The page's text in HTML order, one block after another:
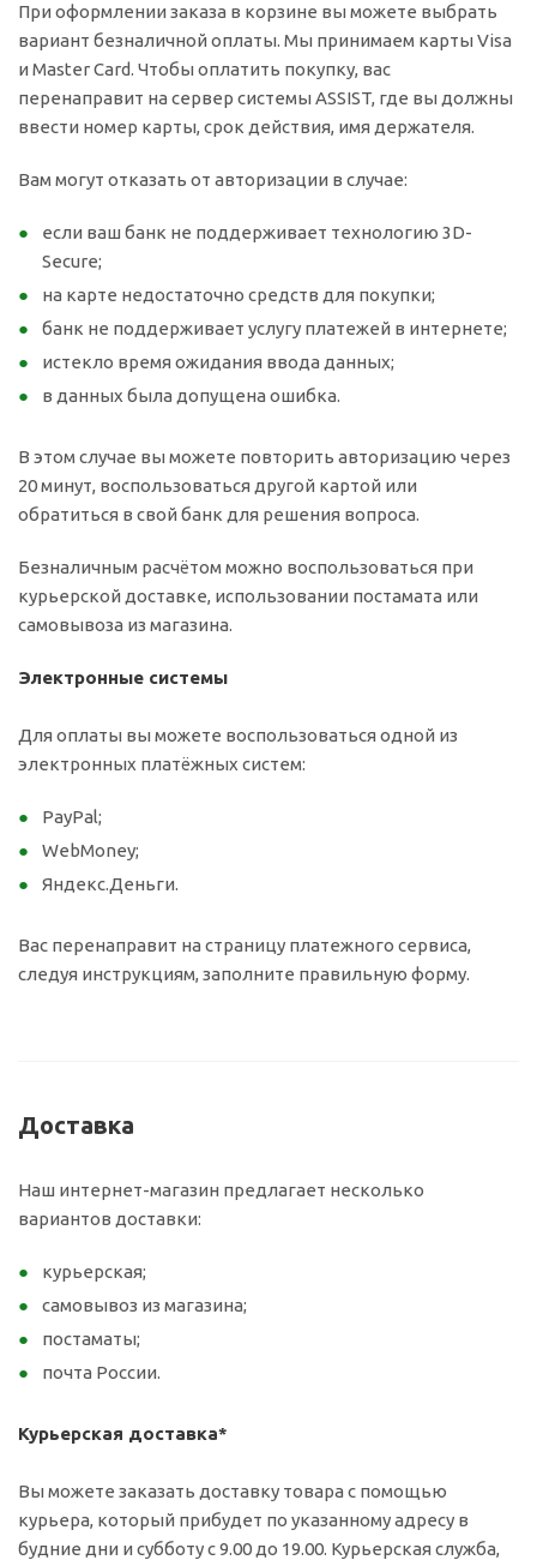
При оформлении заказа в корзине вы можете выбрать
вариант безналичной оплаты. Мы принимаем карты Visa
и Master Card. Чтобы оплатить покупку, вас
перенаправит на сервер системы ASSIST, где вы должны
ввести номер карты, срок действия, имя держателя.
Вам могут отказать от авторизации в случае:
если ваш банк не поддерживает технологию 3D-
Secure;
на карте недостаточно средств для покупки;
банк не поддерживает услугу платежей в интернете;
истекло время ожидания ввода данных;
в данных была допущена ошибка.
В этом случае вы можете повторить авторизацию через
20 минут, воспользоваться другой картой или
обратиться в свой банк для решения вопроса.
Безналичным расчётом можно воспользоваться при
курьерской доставке, использовании постамата или
самовывоза из магазина.
Электронные системы
Для оплаты вы можете воспользоваться одной из
электронных платёжных систем:
PayPal;
WebMoney;
Яндекс.Деньги.
Вас перенаправит на страницу платежного сервиса,
следуя инструкциям, заполните правильную форму.
Доставка
Наш интернет-магазин предлагает несколько
вариантов доставки:
курьерская;
самовывоз из магазина;
постаматы;
почта России.
Курьерская доставка*
Вы можете заказать доставку товара с помощью
курьера, который прибудет по указанному адресу в
будние дни и субботу с 9.00 до 19.00. Курьерская служба,